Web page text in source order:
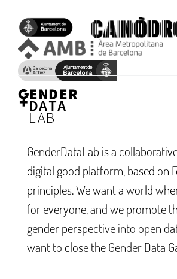
GenderDataLab is a
digital good platform, based on
principles. We want a world
for everyone, and we promote
gender perspective into open
want to close the Gender Data